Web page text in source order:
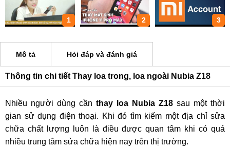
1 2 3
Mô tả Hỏi đáp và đánh giá
Thông tin chi tiết Thay loa trong, loa ngoài Nubia Z18
Nhiều người dùng cần thay loa Nubia Z18 sau một thời
gian sử dụng điện thoại. Khi đó tìm kiếm một địa chỉ sửa
chữa chất lượng luôn là điều được quan tâm khi có quá
nhiều trung tâm sửa chữa hiện nay trên thị trường.